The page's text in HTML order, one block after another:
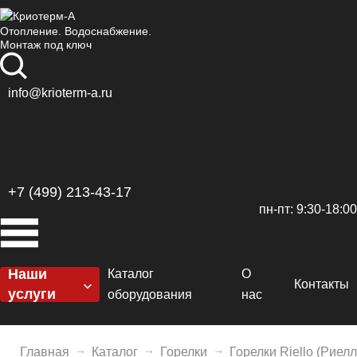
Отопление. Водоснабжение.
Монтаж под ключ
info@krioterm-a.ru
+7 (499) 213-43-17
пн-пт: 9:30-18:00
Наши
услуги
Отопление
Каталог
оборудования
Котлы
О
нас
Сертификаты
Контакты
Главная Каталог Горелки Горелки Riello